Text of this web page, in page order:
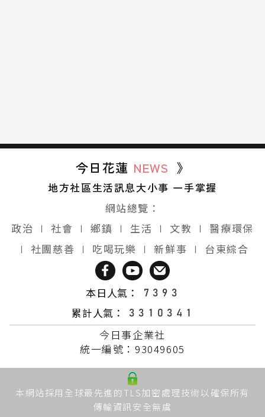
今日花蓮 NEWS 》
地方社區生活訊息大小事 一手掌握
網站總覽：
政治 ∣ 社會 ∣ 鄉鎮 ∣ 生活 ∣ 文教 ∣
醫療環保
∣ 社團慈善 ∣ 吃喝玩樂 ∣ 新鮮事 ∣ 台東綜合
本日人氣：
累計人氣：
今日事企業社
統一編號：93049605
本網站採用全球最先進的TLS加密處理技術以確保所有
傳輸資訊安全無虞